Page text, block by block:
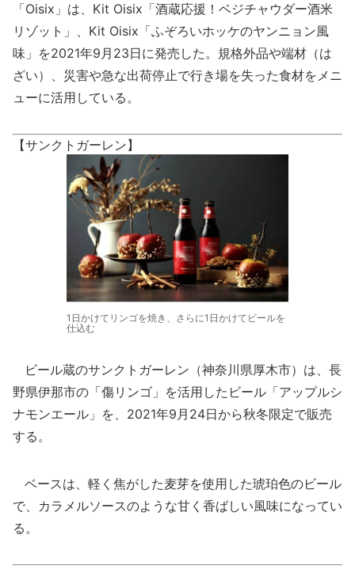
「Oisix」は、Kit Oisix「酒蔵応援！ベジチャウダー酒米
リゾット」、Kit Oisix「ふぞろいホッケのヤンニョン風
味」を2021年9月23日に発売した。規格外品や端材（は
ざい）、災害や急な出荷停止で行き場を失った食材をメニ
ューに活用している。
【サンクトガーレン】
1日かけてリンゴを焼き、さらに1日かけてビールを
仕込む
ビール蔵のサンクトガーレン（神奈川県厚木市）は、長
野県伊那市の「傷リンゴ」を活用したビール「アップルシ
ナモンエール」を、2021年9月24日から秋冬限定で販売
する。
ベースは、軽く焦がした麦芽を使用した琥珀色のビール
で、カラメルソースのような甘く香ばしい風味になってい
る。